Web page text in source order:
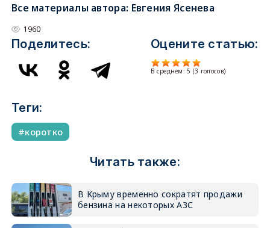
Все материалы автора: Евгения Ясенева
1960
Поделитесь: Оцените статью:
В среднем:5 (3 голосов)
Теги:
коротко
Читать также:
В Крыму временно сократят продажи
бензина на некоторых АЗС